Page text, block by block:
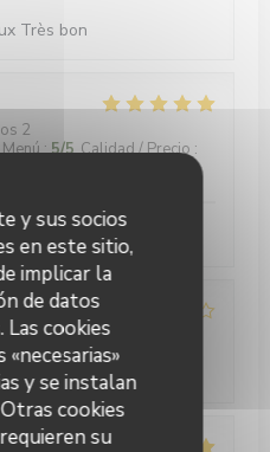
y sus socios
en este sitio,
implicar la
de datos
Las cookies
«necesarias»
y se instalan
cookies
su
Très bon
2
Menú:5/5 Calidad / Precio :
4
Menú:4/5 Calidad / Precio